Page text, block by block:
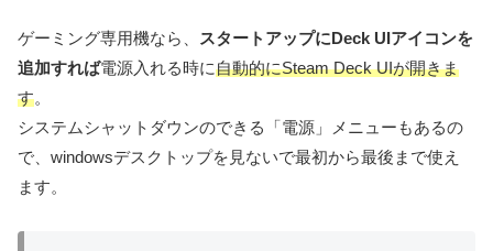
ゲーミング専用機なら、
スタートアップにDeck UIアイコンを
追加すれば電源入れる時に自動的にSteam Deck UIが開きま
す。
システムシャットダウンのできる「電源」メニューもあるの
で、windowsデスクトップを見ないで最初から最後まで使え
ます。